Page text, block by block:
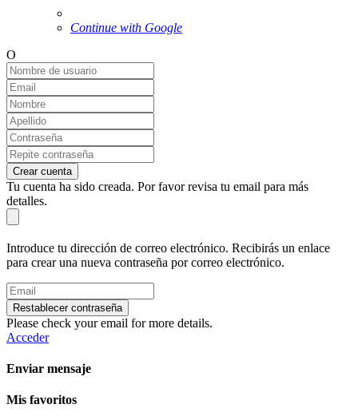
Continue with Google
O
Crear cuenta
Tu cuenta ha sido creada. Por favor revisa tu email para más
detalles.
Introduce tu dirección de correo electrónico. Recibirás un enlace
para crear una nueva contraseña por correo electrónico.
Restablecer contraseña
Please check your email for more details.
Acceder
Enviar mensaje
Mis favoritos